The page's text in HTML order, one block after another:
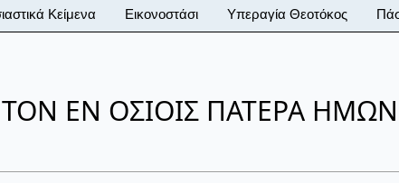
Κείμενα Εικονοστάσι Υπεραγία Θεοτόκος
ΕΝ ΟΣΙΟΙΣ ΠΑΤΕΡΑ